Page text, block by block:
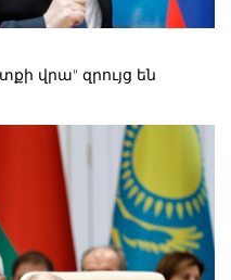
վրա" զրույց են